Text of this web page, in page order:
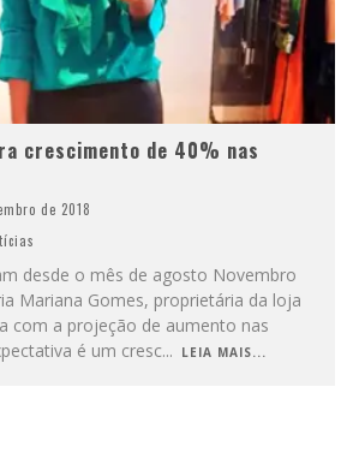
crescimento de 40% nas
de 2018
desde o mês de agosto Novembro
Mariana Gomes, proprietária da loja
com a projeção de aumento nas
é um cresc... LEIA MAIS...